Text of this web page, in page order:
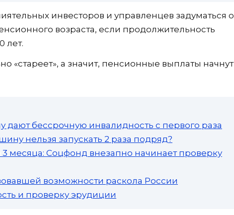
инвесторов и управленцев задуматься о
возраста, если продолжительность
лет.
«стареет», а значит, пенсионные выплаты начнут
дают бессрочную инвалидность с первого раза
нельзя запускать 2 раза подряд?
3 месяца: Соцфонд внезапно начинает проверку
возможности раскола России
и проверку эрудиции